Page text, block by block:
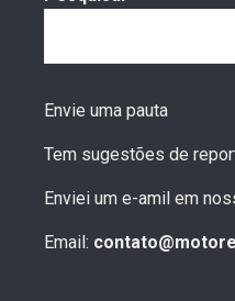
Envie uma pauta
Tem sugestões de
Enviei um e-amil em
Email: